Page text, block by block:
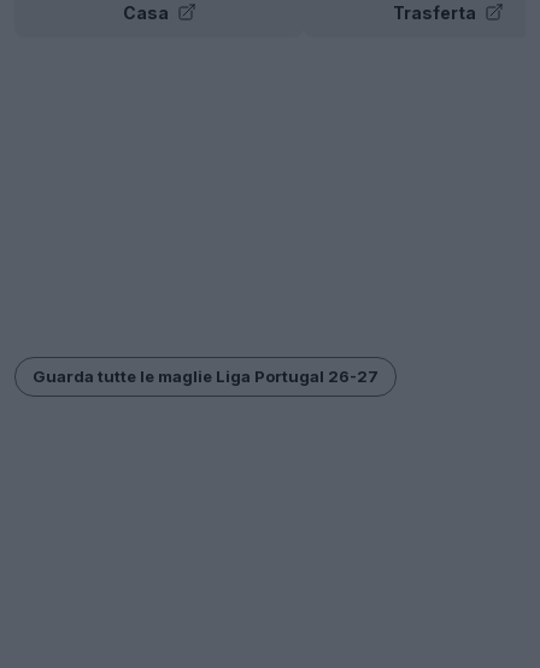
Casa
Trasferta
Guarda tutte le maglie Liga Portugal 26-27